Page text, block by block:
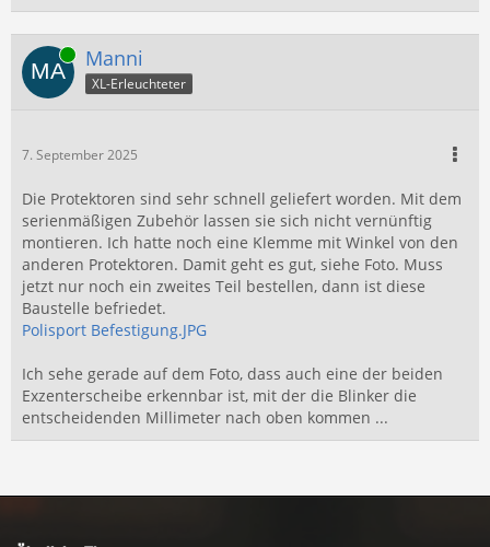
Online Manni
XL-Erleuchteter
7. September 2025
Die Protektoren sind sehr schnell geliefert worden. Mit dem
serienmäßigen Zubehör lassen sie sich nicht vernünftig
montieren. Ich hatte noch eine Klemme mit Winkel von den
anderen Protektoren. Damit geht es gut, siehe Foto. Muss
jetzt nur noch ein zweites Teil bestellen, dann ist diese
Baustelle befriedet.
Polisport Befestigung.JPG
Ich sehe gerade auf dem Foto, dass auch eine der beiden
Exzenterscheibe erkennbar ist, mit der die Blinker die
entscheidenden Millimeter nach oben kommen ...